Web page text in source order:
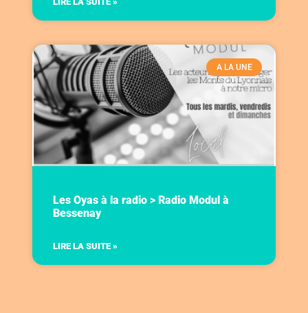
A LA UNE
Les Oyas à la radio > Radio Modul à
Bessenay
LIRE LA SUITE »